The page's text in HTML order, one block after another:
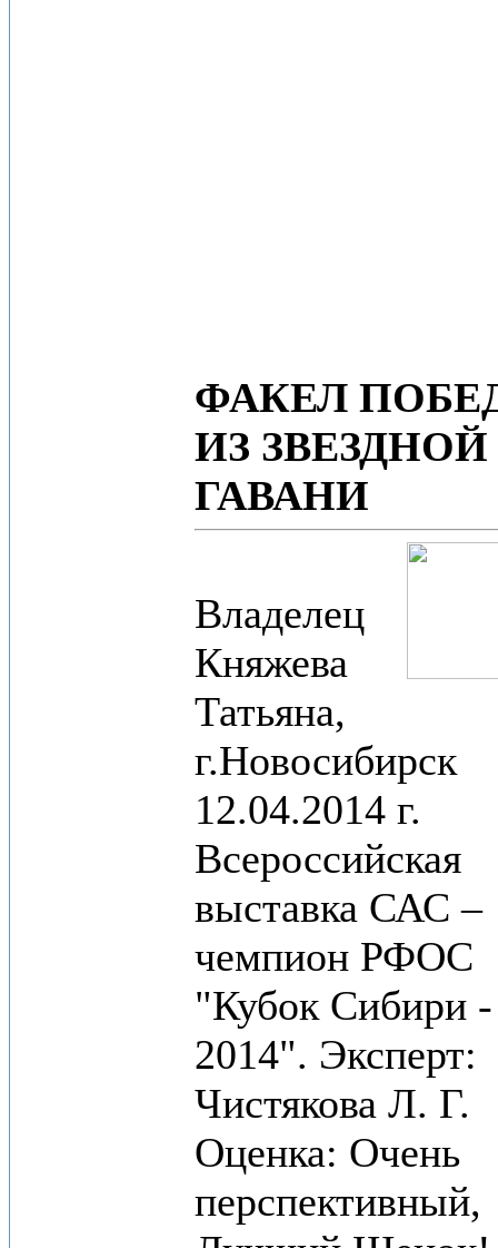
ФАКЕЛ
ИЗ ЗВЕЗДНОЙ
ГАВАНИ
Владелец
Княжева
Татьяна,
г.Новосибирск
12.04.2014 г.
Всероссийская
выставка САС –
чемпион РФОС
"Кубок Сибири -
2014". Эксперт:
Чистякова Л. Г.
Оценка: Очень
перспективный,